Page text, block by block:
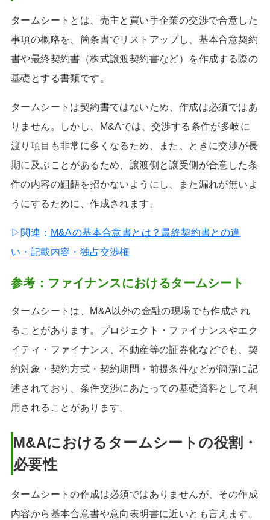
タームシートとは、売主と買い手企業の交渉で合意した
事項の概略を、箇条書でリストアップし、基本合意契約
書や最終契約書（株式譲渡契約書など）を作成する際の
基礎とする書類です。
タームシートは契約書ではないため、作成は必須ではあ
りません。しかし、M&Aでは、交渉する条件が多岐に
渡り項目も非常に多くなるため、また、ときに交渉が長
期に及ぶことがあるため、譲渡側と譲受側が合意した条
件の内容の齟齬を招かないようにし、また漏れが無いよ
うにするために、作成されます。
▷関連： M&Aの基本合意書とは？最終契約書との違
い・記載内容・独占交渉権
参考：ファイナンスにおけるタームシート
タームシートは、M&A以外の金融の現場でも作成され
ることがあります。プロジェクト・ファイナンスやエク
イティ・ファイナンス、不動産等の証券化などでも、契
約対象・契約方式・契約期間・前提条件などが簡潔に記
述されており、条件交渉にあたっての基礎資料として利
用されることがあります。
M&Aにおけるタームシートの役割・
必要性
タームシートの作成は必須ではありませんが、その作成
内容から基本合意書や意向表明書に近いとも言えます。